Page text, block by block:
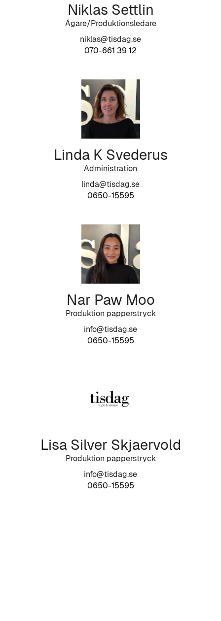
Niklas Settlin
Ägare/Produktionsledare
niklas@tisdag.se
070-661 39 12
Linda K Svederus
Administration
linda@tisdag.se
0650-15595
Nar Paw Moo
Produktion papperstryck
info@tisdag.se
0650-15595
Lisa Silver Skjaervold
Produktion papperstryck
info@tisdag.se
0650-15595